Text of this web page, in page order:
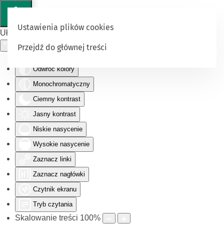
Ułatwienia dostępu
Odwróć kolory
Monochromatyczny
Ciemny kontrast
Jasny kontrast
Niskie nasycenie
Wysokie nasycenie
Zaznacz linki
Zaznacz nagłówki
Czytnik ekranu
Tryb czytania
Skalowanie treści 100%
Ustawienia plików cookies
Przejdź do głównej treści